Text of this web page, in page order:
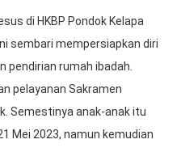
di HKBP Pondok Kelapa
sembari mempersiapkan diri
pendirian rumah ibadah.
pelayanan Sakramen
Semestinya anak-anak itu
Mei 2023, namun kemudian